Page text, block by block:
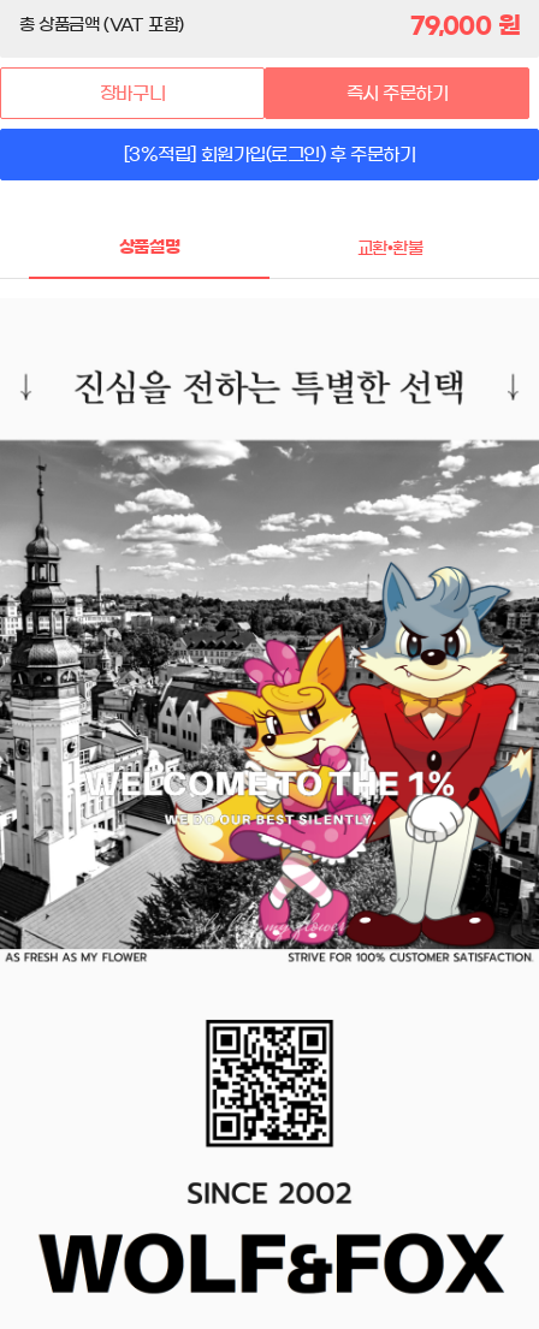
총 상품금액 (VAT 포함) 79,000원
장바구니 즉시 주문하기
[3%적립] 회원가입(로그인) 후 주문하기
상품설명 교환•환불